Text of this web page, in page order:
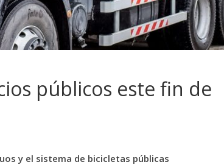
públicos este fin de
y el sistema de bicicletas públicas